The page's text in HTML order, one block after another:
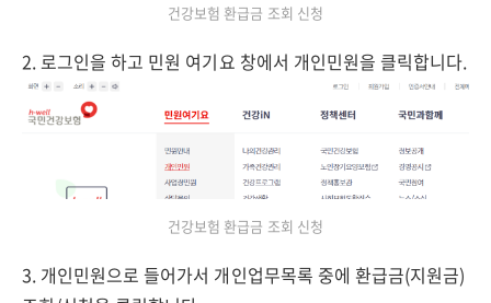
건강보험 환급금 조회 신청
2. 로그인을 하고 민원 여기요 창에서 개인민원을 클릭합니다.
건강보험 환급금 조회 신청
3. 개인민원으로 들어가서 개인업무목록 중에 환급금(지원금)